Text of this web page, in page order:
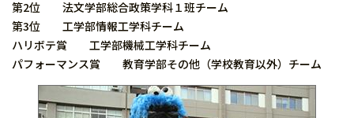
第2位 法文学部総合政策学科１班チーム
第3位 工学部情報工学科チーム
ハリボテ賞 工学部機械工学科チーム
パフォーマンス賞 教育学部その他（学校教育以外）チーム